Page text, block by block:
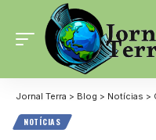
Jornal Terra > Blog > Notícias >
NOTÍCIAS